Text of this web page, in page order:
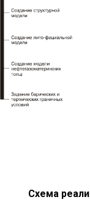
Схема